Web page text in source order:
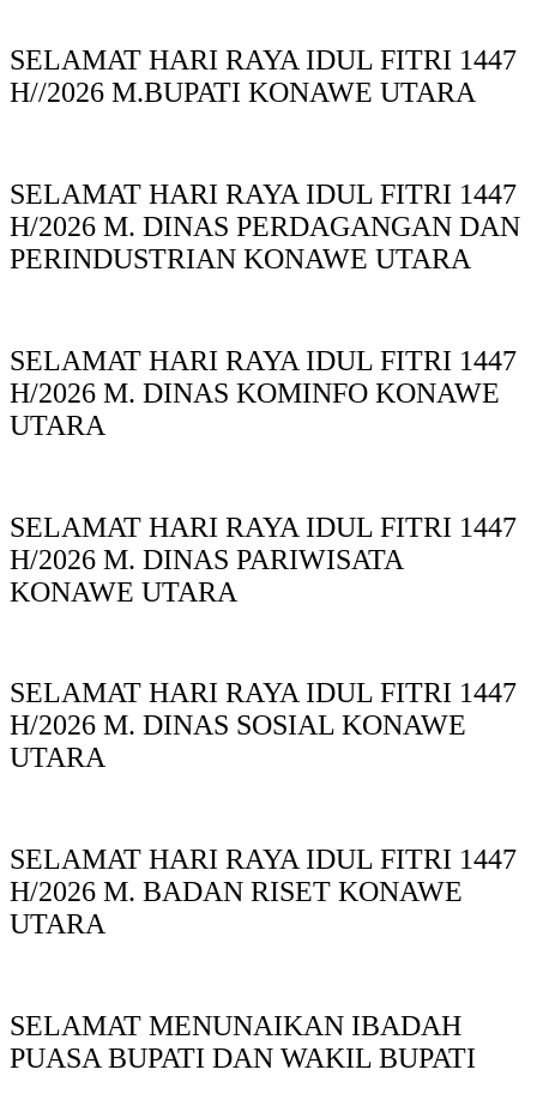
SELAMAT HARI RAYA IDUL FITRI 1447
H//2026 M.BUPATI KONAWE UTARA
SELAMAT HARI RAYA IDUL FITRI 1447
H/2026 M. DINAS PERDAGANGAN DAN
PERINDUSTRIAN KONAWE UTARA
SELAMAT HARI RAYA IDUL FITRI 1447
H/2026 M. DINAS KOMINFO KONAWE
UTARA
SELAMAT HARI RAYA IDUL FITRI 1447
H/2026 M. DINAS PARIWISATA
KONAWE UTARA
SELAMAT HARI RAYA IDUL FITRI 1447
H/2026 M. DINAS SOSIAL KONAWE
UTARA
SELAMAT HARI RAYA IDUL FITRI 1447
H/2026 M. BADAN RISET KONAWE
UTARA
SELAMAT MENUNAIKAN IBADAH
PUASA BUPATI DAN WAKIL BUPATI